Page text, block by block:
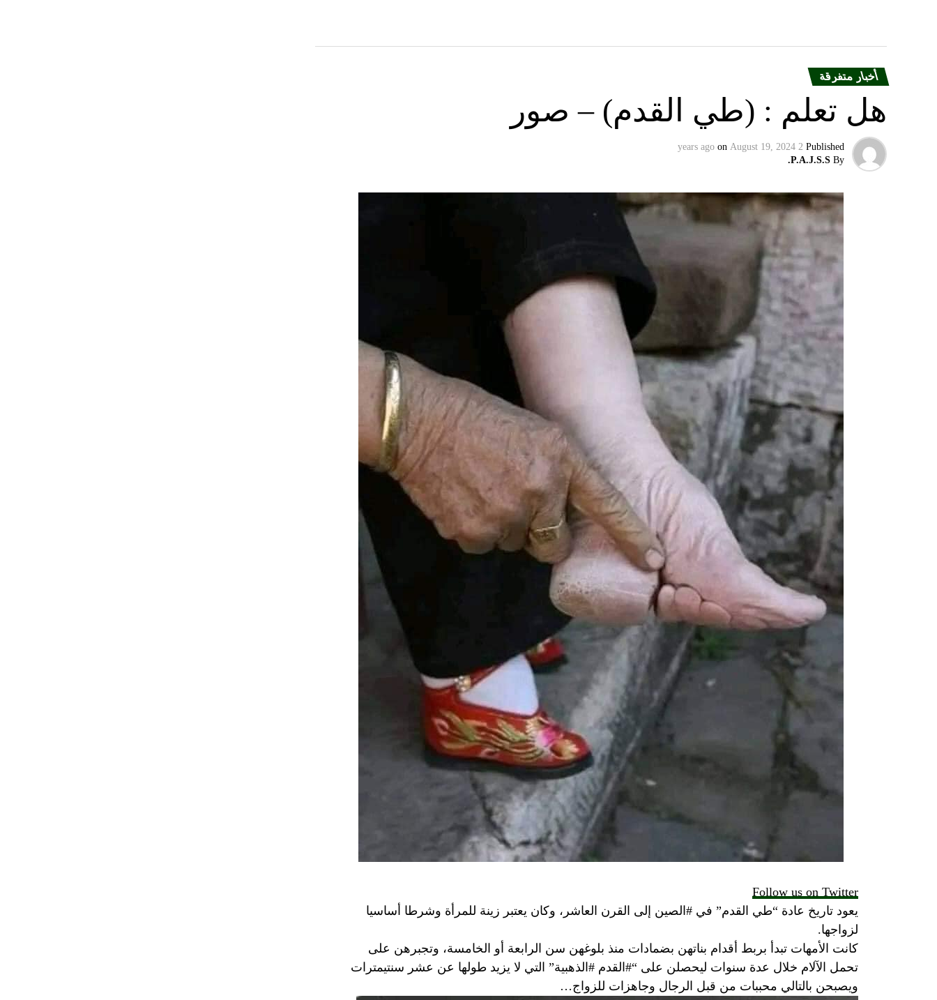
أخبار متفرقة
هل تعلم : (طي القدم) – صور
Published
2 years ago
on August 19, 2024
By
P.A.J.S.S.
Follow us on Twitter
يعود تاريخ عادة “طي القدم” في #الصين إلى القرن العاشر، وكان يعتبر زينة للمرأة وشرطا أساسيا
لزواجها.
كانت الأمهات تبدأ بربط أقدام بناتهن بضمادات منذ بلوغهن سن الرابعة أو الخامسة، وتجبرهن على
تحمل الآلام خلال عدة سنوات ليحصلن على “#القدم #الذهبية” التي لا يزيد طولها عن عشر سنتيمترات
ويصبحن بالتالي محببات من قبل الرجال وجاهزات للزواج…